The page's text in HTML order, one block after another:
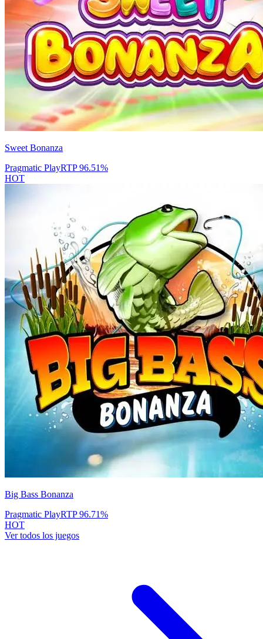
Sweet Bonanza
Pragmatic PlayRTP96.51%
HOT
Big Bass Bonanza
Pragmatic PlayRTP96.71%
HOT
Ver todos los juegos